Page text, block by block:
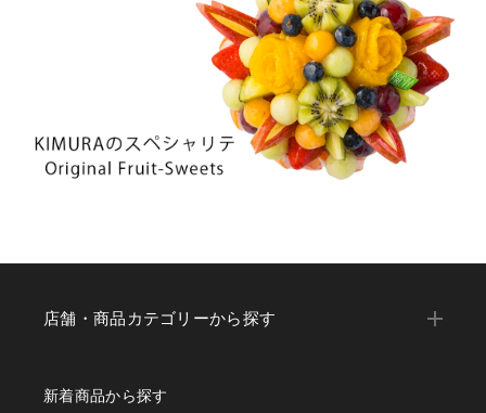
店舗・商品カテゴリーから探す
新着商品から探す